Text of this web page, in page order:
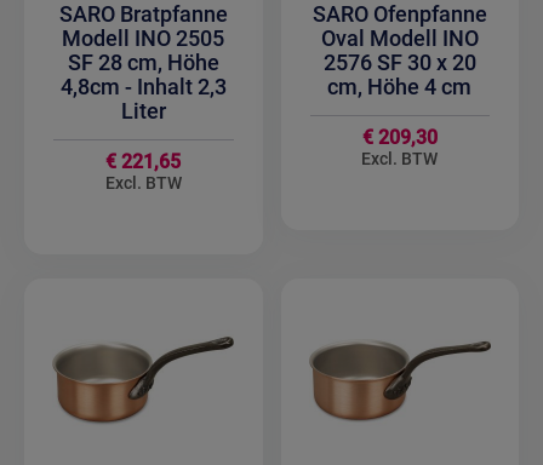
SARO Bratpfanne
Modell INO 2505
SF 28 cm, Höhe
4,8cm - Inhalt 2,3
Liter
€ 221,65
SARO Ofenpfanne
Oval Modell INO
2576 SF 30 x 20
cm, Höhe 4 cm
€ 209,30